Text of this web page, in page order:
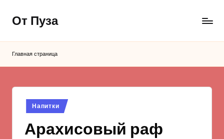
Перейти
содержимому
От Пуза
вкусные
Главная страница
Опубликовано
в
Напитки
Арахисовый раф